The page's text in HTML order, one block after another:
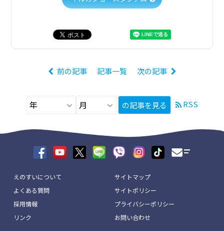
前の記事 記事一覧 次の記事
の記事を見る RSS
えのすいについて
よくある質問
採用情報
リンク
サイトマップ
サイトポリシー
プライバシーポリシー
お問い合わせ